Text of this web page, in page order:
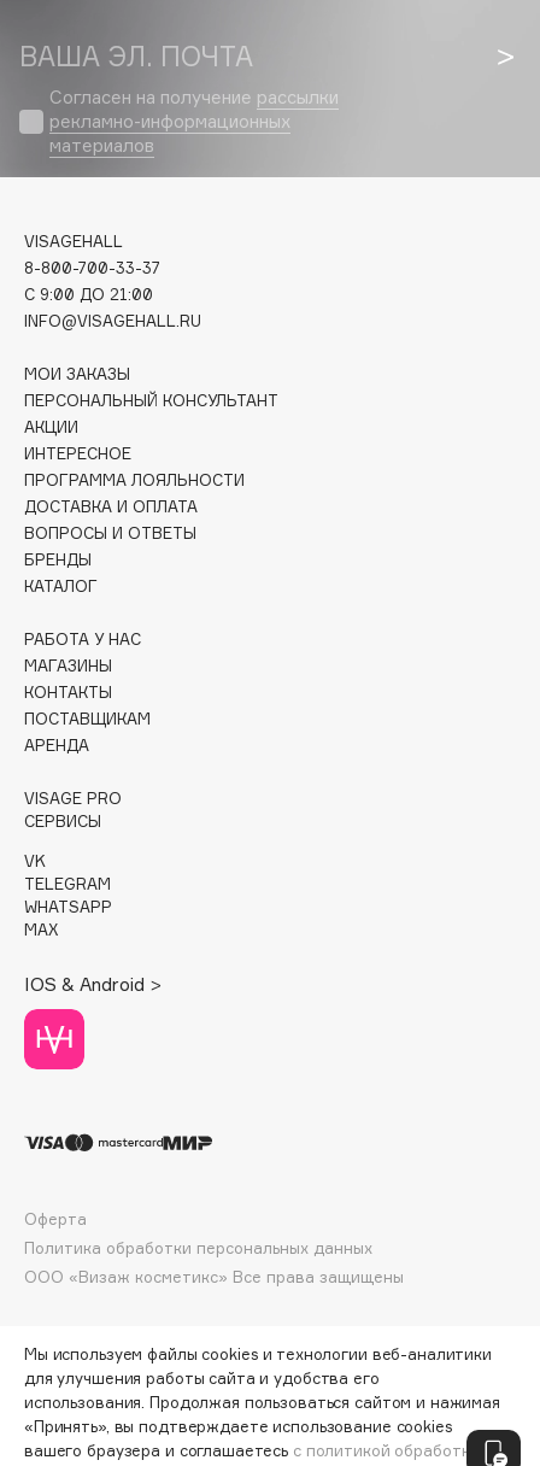
Catrice
Celimax
Cettua
Chupa Chups
Clarins Precious
Clinique
Clive Christian
Club De Nuit
Collagenina
Consly
CosRX
Cottolina
Crescina
Curaprox
D
DABO
Darphin
Davines
Dessange
Dior
Divage
Dorco
Dr. Vranjes Firenze
Dr.Althea
Dr.Ceuracle
DSD de Luxe
Dyson
ПО ЗОЛОТОЙ КАРТЕ: 1773 ₽
ВАША ЭЛ. ПОЧТА
Согласен на получение рассылки
рекламно-информационных
материалов
VISAGEHALL
8-800-700-33-37
C 9:00 ДО 21:00
INFO@VISAGEHALL.RU
МОИ ЗАКАЗЫ
ПЕРСОНАЛЬНЫЙ КОНСУЛЬТАНТ
АКЦИИ
ИНТЕРЕСНОЕ
ПРОГРАММА ЛОЯЛЬНОСТИ
ДОСТАВКА И ОПЛАТА
ВОПРОСЫ И ОТВЕТЫ
БРЕНДЫ
КАТАЛОГ
РАБОТА У НАС
МАГАЗИНЫ
КОНТАКТЫ
ПОСТАВЩИКАМ
АРЕНДА
VISAGE PRO
СЕРВИСЫ
VK
TELEGRAM
WHATSAPP
MAX
IOS & Android >
ООО «Визаж косметикс» Все права защищены
Оферта
Политика обработки персональных данных
Мы используем файлы cookies и технологии веб-аналитики
для улучшения работы сайта и удобства его
использования. Продолжая пользоваться сайтом и нажимая
«Принять», вы подтверждаете использование cookies
вашего браузера и соглашаетесь с политикой обработки